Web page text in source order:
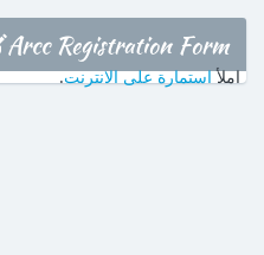
Arcc Registration Form
املأاستمارة على الانترنت.